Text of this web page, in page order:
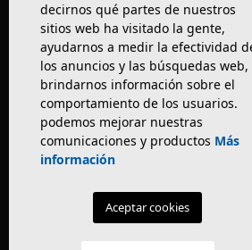
Cartera Privada de Activos
Inmo Olaya
Venta de edificios
Comprar restaurante en Barcelona
Negocios en rentabilidad en Barcelona
Vender Hotel en España | Venta
decirnos qué partes de nuestros
sitios web ha visitado la gente,
ayudarnos a medir la efectividad
los anuncios y las búsquedas web,
brindarnos información sobre el
comportamiento de los usuarios.
podemos mejorar nuestras
comunicaciones y productos Más
información
Aceptar cookies